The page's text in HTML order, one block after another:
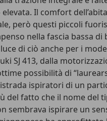
Il comfort
però questi piccoli
nella fascia bassa di
di ciò anche per i
SJ 413, dalla
possibilità di
ispiratori di un
del fatto che il nome del
sembrava ispirare un